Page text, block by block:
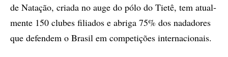
de Na­ta­ção, cri­a­da no auge do pólo do Ti­e­tê, tem atu­al­
men­te 150 clu­bes fi­li­a­dos e abri­ga 75% dos na­da­do­res
que defendem o Brasil em com­pe­ti­çõ­es in­ter­na­ci­o­nais.